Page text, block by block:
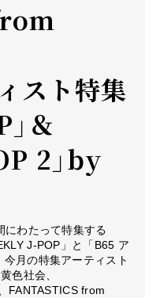
スト特集
＆
2」by
にわたって特集する
J-POP」と「B65 ア
月の特集アーティスト
色社会、
FANTASTICS from